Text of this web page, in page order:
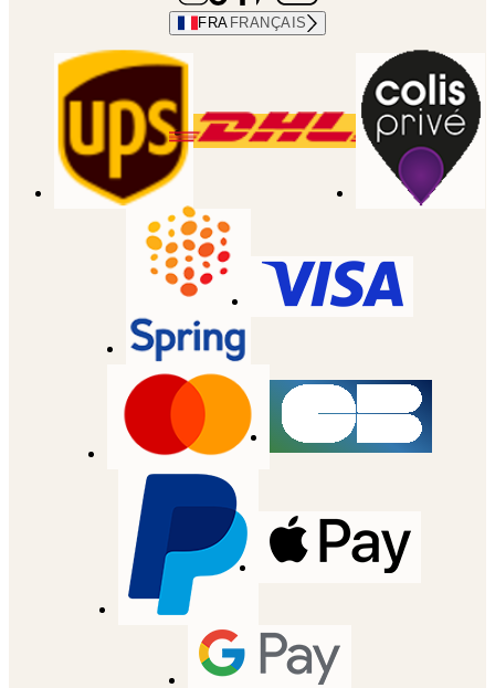
FRA FRANÇAIS